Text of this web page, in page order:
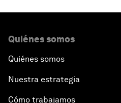
Quiénes somos
Quiénes somos
Nuestra estrategia
Cómo trabajamos